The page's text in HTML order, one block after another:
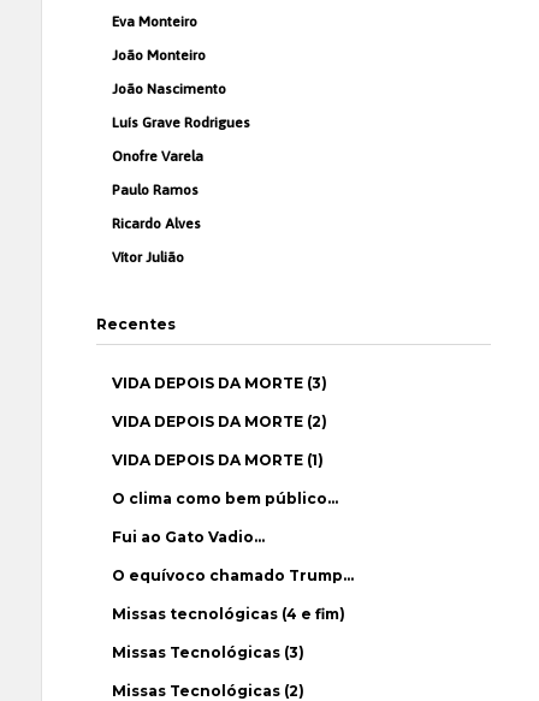
Eva Monteiro
João Monteiro
João Nascimento
Luís Grave Rodrigues
Onofre Varela
Paulo Ramos
Ricardo Alves
Vítor Julião
Recentes
VIDA DEPOIS DA MORTE (3)
VIDA DEPOIS DA MORTE (2)
VIDA DEPOIS DA MORTE (1)
O clima como bem público…
Fui ao Gato Vadio…
O equívoco chamado Trump…
Missas tecnológicas (4 e fim)
Missas Tecnológicas (3)
Missas Tecnológicas (2)